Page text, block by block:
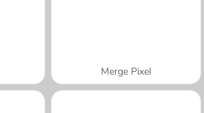
Merge Pixel